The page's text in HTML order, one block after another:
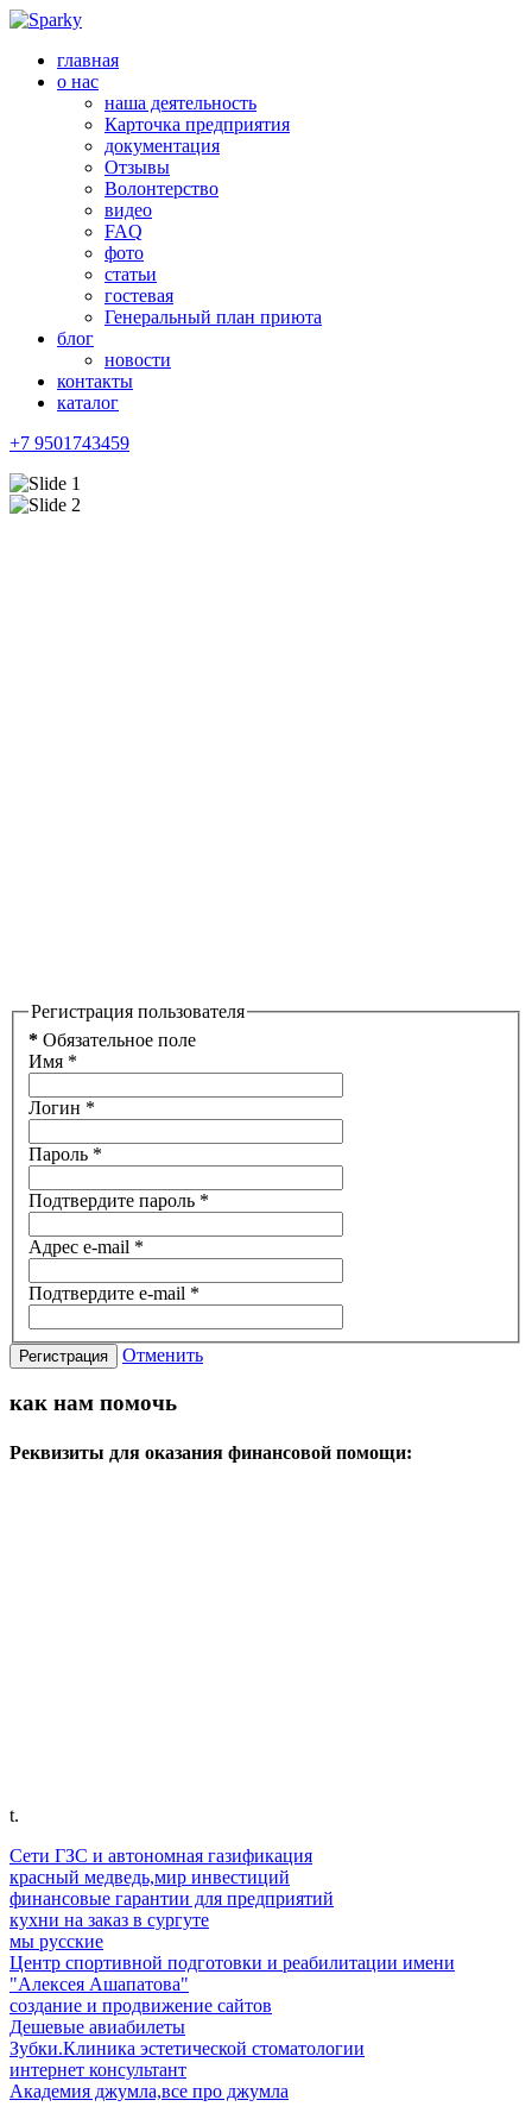
главная
о нас
наша деятельность
Карточка предприятия
документация
Отзывы
Волонтерство
видео
FAQ
фото
статьи
гостевая
Генеральный план приюта
блог
новости
контакты
каталог
+7 9501743459
Регистрация пользователя
* Обязательное поле
Имя *
Логин *
Пароль *
Подтвердите пароль *
Адрес e-mail *
Подтвердите e-mail *
Регистрация Отменить
как нам помочь
Реквизиты для оказания финансовой помощи:
t.
Сети ГЗС и автономная газификация
красный медведь,мир инвестиций
финансовые гарантии для предприятий
кухни на заказ в сургуте
мы русские
Центр спортивной подготовки и реабилитации имени
"Алексея Ашапатова"
создание и продвижение сайтов
Дешевые авиабилеты
Зубки.Клиника эстетической стоматологии
интернет консультант
Академия джумла,все про джумла